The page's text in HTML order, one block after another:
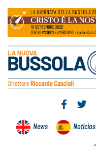
News Noticias